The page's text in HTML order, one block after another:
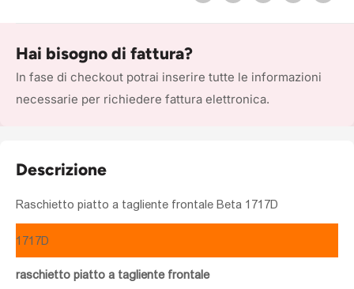
Hai bisogno di fattura?
In fase di checkout potrai inserire tutte le informazioni
necessarie per richiedere fattura elettronica.
Descrizione
Raschietto piatto a tagliente frontale Beta 1717D
1717D
raschietto piatto a tagliente frontale